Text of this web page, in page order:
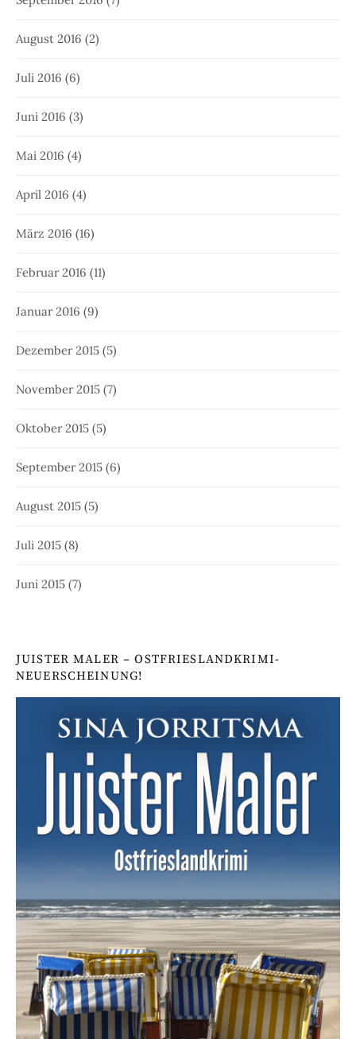
August 2016 (2)
Juli 2016 (6)
Juni 2016 (3)
Mai 2016 (4)
April 2016 (4)
März 2016 (16)
Februar 2016 (11)
Januar 2016 (9)
Dezember 2015 (5)
November 2015 (7)
Oktober 2015 (5)
September 2015 (6)
August 2015 (5)
Juli 2015 (8)
Juni 2015 (7)
JUISTER MALER – OSTFRIESLANDKRIMI-
NEUERSCHEINUNG!